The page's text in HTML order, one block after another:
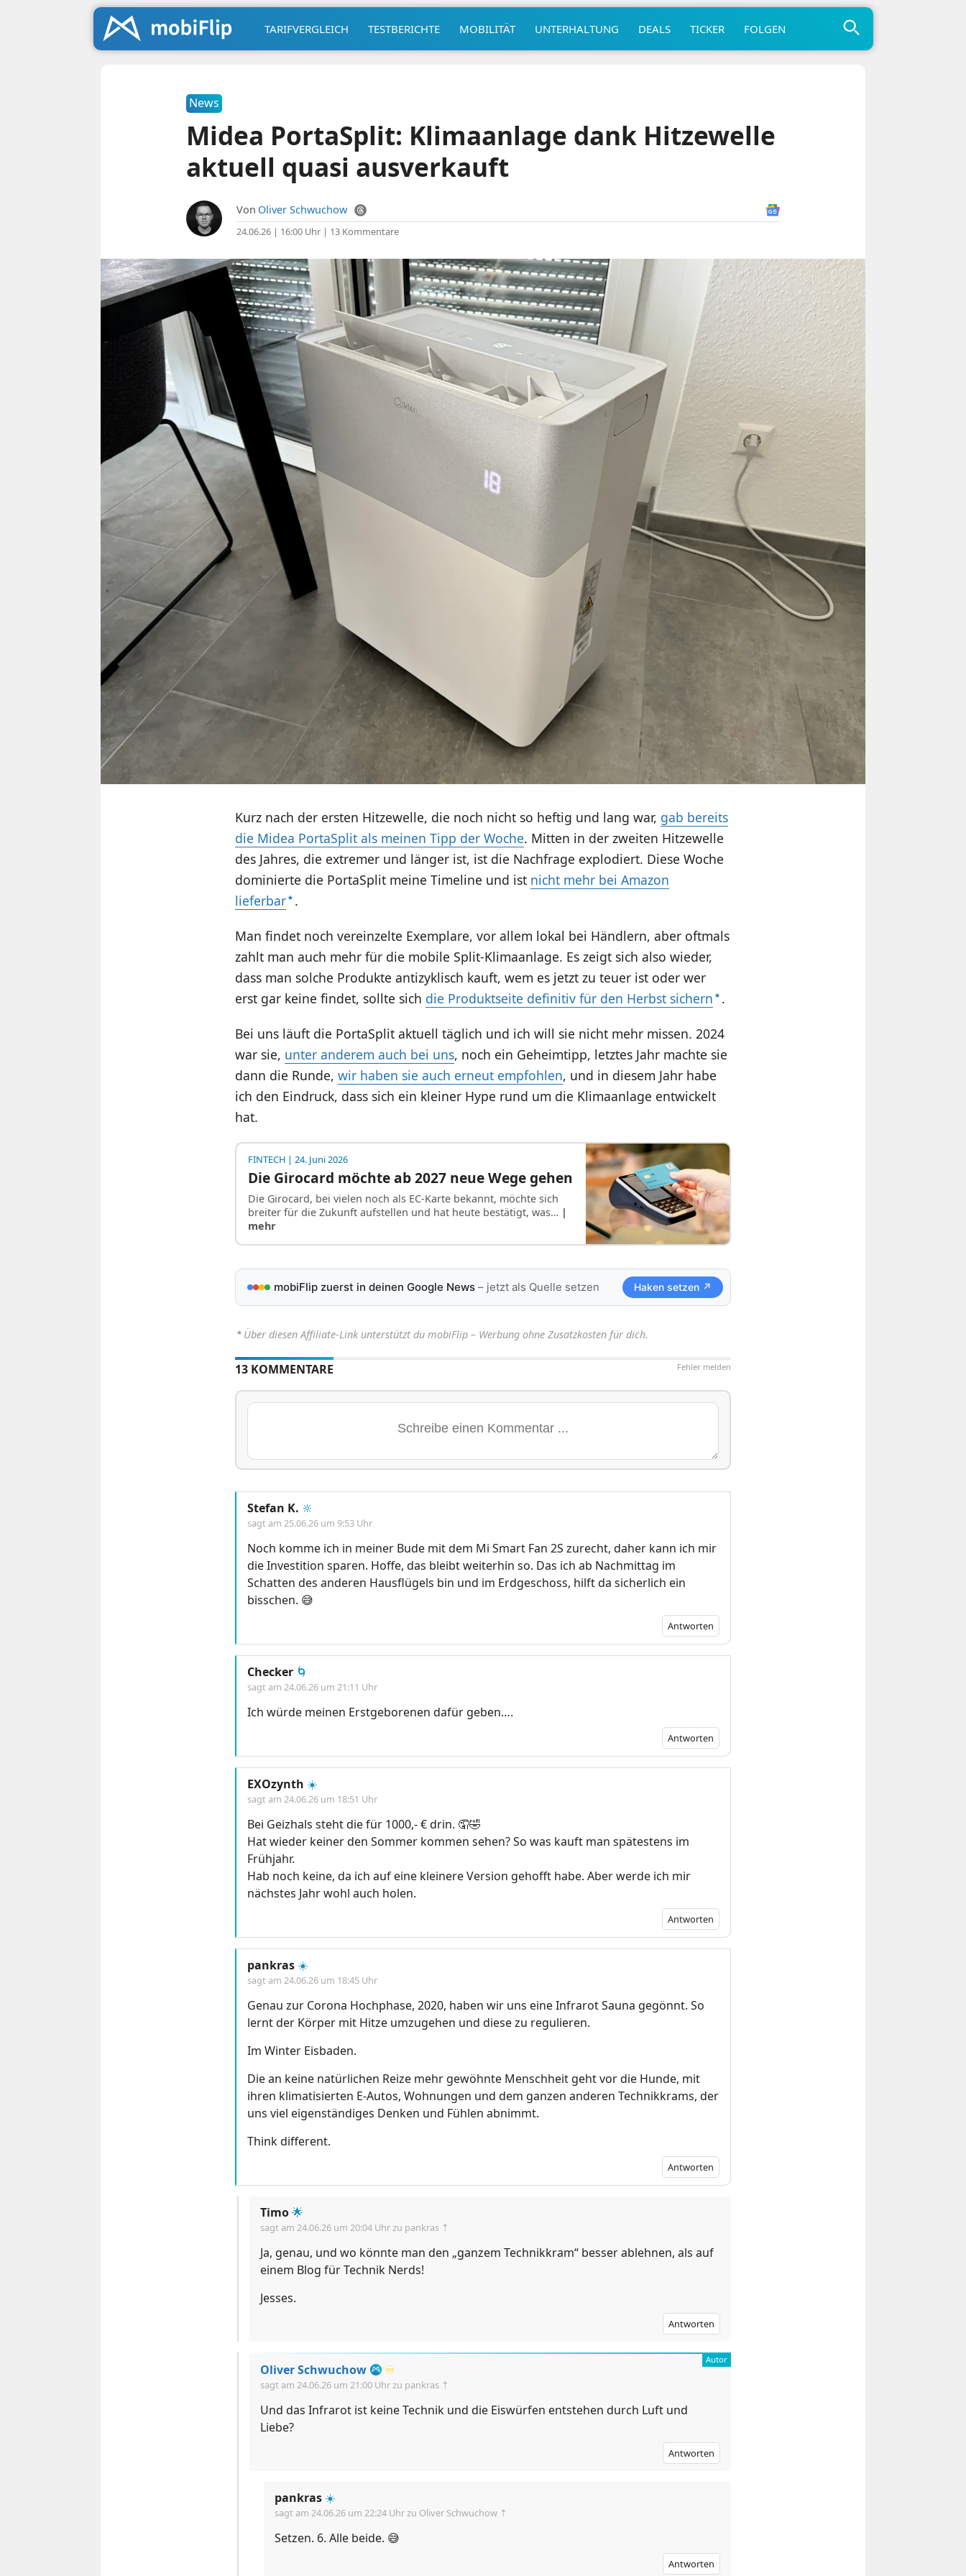
TARIFVERGLEICH TESTBERICHTE MOBILITÄT UNTERHALTUNG DEALS TICKER FOLGEN
News
Midea PortaSplit: Klimaanlage dank Hitzewelle
aktuell quasi ausverkauft
Von Oliver Schwuchow
24.06.26 | 16:00 Uhr| 13 Kommentare
Kurz nach der ersten Hitzewelle, die noch nicht so heftig und lang war, gab bereits
die Midea PortaSplit als meinen Tipp der Woche. Mitten in der zweiten Hitzewelle
des Jahres, die extremer und länger ist, ist die Nachfrage explodiert. Diese Woche
dominierte die PortaSplit meine Timeline und ist nicht mehr bei Amazon
lieferbar .
Man findet noch vereinzelte Exemplare, vor allem lokal bei Händlern, aber oftmals
zahlt man auch mehr für die mobile Split-Klimaanlage. Es zeigt sich also wieder,
dass man solche Produkte antizyklisch kauft, wem es jetzt zu teuer ist oder wer
erst gar keine findet, sollte sich die Produktseite definitiv für den Herbst sichern .
Bei uns läuft die PortaSplit aktuell täglich und ich will sie nicht mehr missen. 2024
war sie, unter anderem auch bei uns, noch ein Geheimtipp, letztes Jahr machte sie
dann die Runde, wir haben sie auch erneut empfohlen, und in diesem Jahr habe
ich den Eindruck, dass sich ein kleiner Hype rund um die Klimaanlage entwickelt
hat.
FINTECH| 24. Juni 2026
Die Girocard möchte ab 2027 neue Wege gehen
Die Girocard, bei vielen noch als EC-Karte bekannt, möchte sich
breiter für die Zukunft aufstellen und hat heute bestätigt, was… |
mehr
mobiFlip zuerst in deinen Google News– jetzt als Quelle setzen Haken setzen ↗
⋆ Über diesen Affiliate-Link unterstützt du mobiFlip – Werbung ohne Zusatzkosten für dich.
Fehler melden
13 KOMMENTARE
Stefan K. 🔆
sagt am 25.06.26 um 9:53 Uhr
Noch komme ich in meiner Bude mit dem Mi Smart Fan 2S zurecht, daher kann ich mir
die Investition sparen. Hoffe, das bleibt weiterhin so. Das ich ab Nachmittag im
Schatten des anderen Hausflügels bin und im Erdgeschoss, hilft da sicherlich ein
bisschen. 😅
Antworten
Checker 🌀
sagt am 24.06.26 um 21:11 Uhr
Ich würde meinen Erstgeborenen dafür geben….
Antworten
EXOzynth ☀️
sagt am 24.06.26 um 18:51 Uhr
Bei Geizhals steht die für 1000,- € drin. 🤦🤣
Hat wieder keiner den Sommer kommen sehen? So was kauft man spätestens im
Frühjahr.
Hab noch keine, da ich auf eine kleinere Version gehofft habe. Aber werde ich mir
nächstes Jahr wohl auch holen.
Antworten
pankras ☀️
sagt am 24.06.26 um 18:45 Uhr
Genau zur Corona Hochphase, 2020, haben wir uns eine Infrarot Sauna gegönnt. So
lernt der Körper mit Hitze umzugehen und diese zu regulieren.
Im Winter Eisbaden.
Die an keine natürlichen Reize mehr gewöhnte Menschheit geht vor die Hunde, mit
ihren klimatisierten E-Autos, Wohnungen und dem ganzen anderen Technikkrams, der
uns viel eigenständiges Denken und Fühlen abnimmt.
Think different.
Antworten
Timo🌟
sagt am 24.06.26 um 20:04 Uhrzu pankras ⇡
Ja, genau, und wo könnte man den „ganzem Technikkram“ besser ablehnen, als auf
einem Blog für Technik Nerds!
Jesses.
Antworten
Oliver Schwuchow ♾️
sagt am 24.06.26 um 21:00 Uhrzu pankras ⇡
Und das Infrarot ist keine Technik und die Eiswürfen entstehen durch Luft und
Liebe?
Antworten
pankras ☀️
sagt am 24.06.26 um 22:24 Uhrzu Oliver Schwuchow ⇡
Setzen. 6. Alle beide. 😅
Antworten